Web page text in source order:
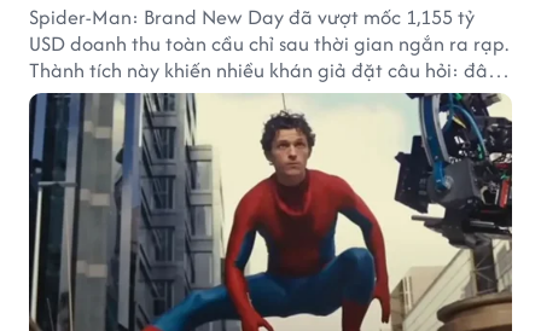
Spider-Man: Brand New Day đã vượt mốc 1,155 tỷ
USD doanh thu toàn cầu chỉ sau thời gian ngắn ra rạp.
Thành tích này khiến nhiều khán giả đặt câu hỏi: đâu
sẽ là cột mốc tiếp theo của Người Nhện?